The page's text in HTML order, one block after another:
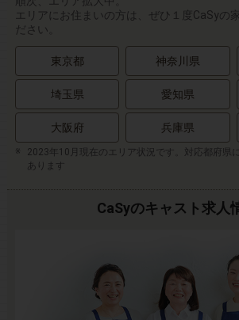
エリアにお住まいの方は、ぜひ１度CaSyの
ださい。
東京都 神奈川県
埼玉県 愛知県
大阪府 兵庫県
2023年10月現在のエリア状況です。対応都府県
あります
CaSyのキャスト求人